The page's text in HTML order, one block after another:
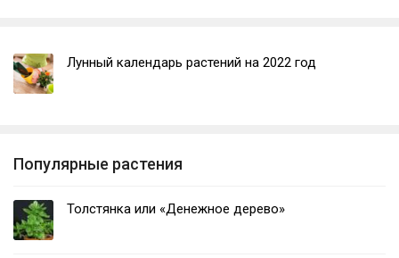
Лунный календарь растений на 2022 год
Популярные растения
Толстянка или «Денежное дерево»